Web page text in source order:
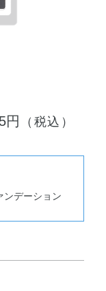
円 （税込）
ンデーション